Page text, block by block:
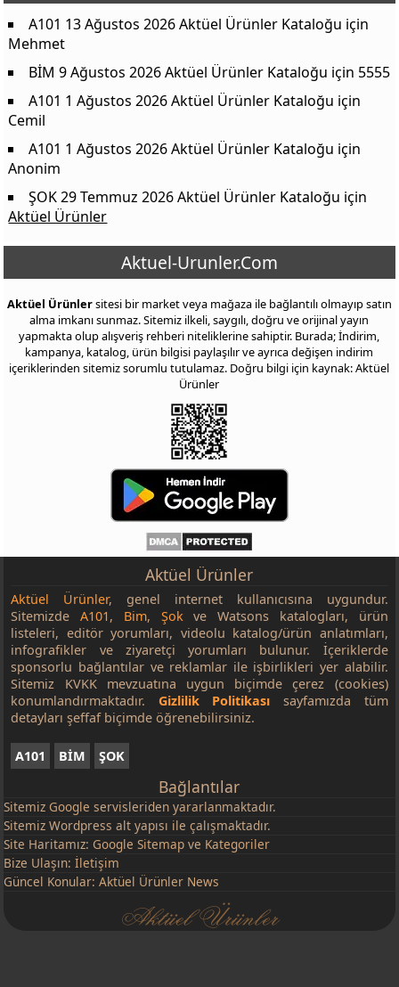
A101 13 Ağustos 2026 Aktüel Ürünler Kataloğu için
Mehmet
BİM 9 Ağustos 2026 Aktüel Ürünler Kataloğu için 5555
A101 1 Ağustos 2026 Aktüel Ürünler Kataloğu için
Cemil
A101 1 Ağustos 2026 Aktüel Ürünler Kataloğu için
Anonim
ŞOK 29 Temmuz 2026 Aktüel Ürünler Kataloğu için
Aktüel Ürünler
Aktuel-Urunler.Com
Aktüel Ürünlersitesi bir market veya mağaza ile bağlantılı olmayıp satın
alma imkanı sunmaz. Sitemiz ilkeli, saygılı, doğru ve orijinal yayın
yapmakta olup alışveriş rehberi niteliklerine sahiptir. Burada; İndirim,
kampanya, katalog, ürün bilgisi paylaşılır ve ayrıca değişen indirim
içeriklerinden sitemiz sorumlu tutulamaz. Doğru bilgi için kaynak: Aktüel
Ürünler
Aktüel Ürünler
Aktüel Ürünler, genel internet kullanıcısına uygundur.
SitemizdeA101, Bim, Şok ve Watsons katalogları, ürün
listeleri, editör yorumları, videolu katalog/ürün anlatımları,
infografikler ve ziyaretçi yorumları bulunur. İçeriklerde
sponsorlu bağlantılar ve reklamlar ile işbirlikleri yer alabilir.
Sitemiz KVKK mevzuatına uygun biçimde çerez (cookies)
konumlandırmaktadır. Gizlilik Politikası sayfamızda tüm
detayları şeffaf biçimde öğrenebilirsiniz.
A101 BİM ŞOK
Bağlantılar
Sitemiz Google servisleriden yararlanmaktadır.
Sitemiz Wordpress alt yapısı ile çalışmaktadır.
Site Haritamız: Google Sitemap ve Kategoriler
Bize Ulaşın:İletişim
Güncel Konular:Aktüel Ürünler News